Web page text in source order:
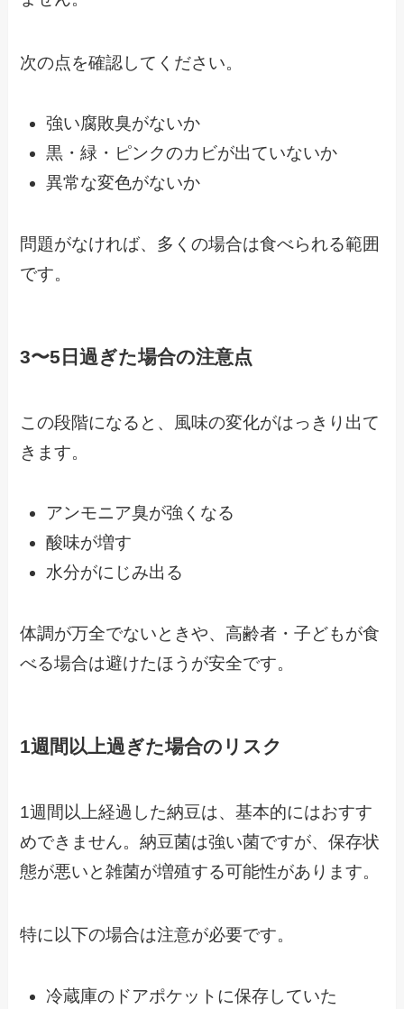
次の点を確認してください。
強い腐敗臭がないか
黒・緑・ピンクのカビが出ていないか
異常な変色がないか
問題がなければ、多くの場合は食べられる範囲
です。
3〜5日過ぎた場合の注意点
この段階になると、風味の変化がはっきり出て
きます。
アンモニア臭が強くなる
酸味が増す
水分がにじみ出る
体調が万全でないときや、高齢者・子どもが食
べる場合は避けたほうが安全です。
1週間以上過ぎた場合のリスク
1週間以上経過した納豆は、基本的にはおすす
めできません。納豆菌は強い菌ですが、保存状
態が悪いと雑菌が増殖する可能性があります。
特に以下の場合は注意が必要です。
冷蔵庫のドアポケットに保存していた